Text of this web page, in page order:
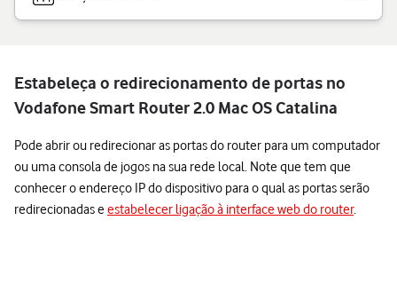
Estabeleça o redirecionamento de portas no
Vodafone Smart Router 2.0 Mac OS Catalina
Pode abrir ou redirecionar as portas do router para um computador
ou uma consola de jogos na sua rede local. Note que tem que
conhecer o endereço IP do dispositivo para o qual as portas serão
redirecionadas eestabelecer ligação à interface web do router.